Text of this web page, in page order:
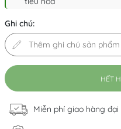
Ghi chú:
HẾT
Miễn phí giao hàng